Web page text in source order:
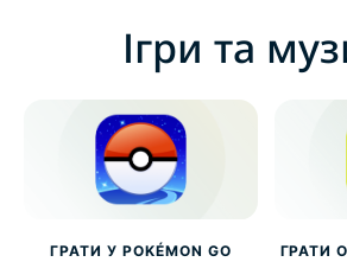
Ігри та
ГРАТИ У POKÉMON GO
ГРАТИ